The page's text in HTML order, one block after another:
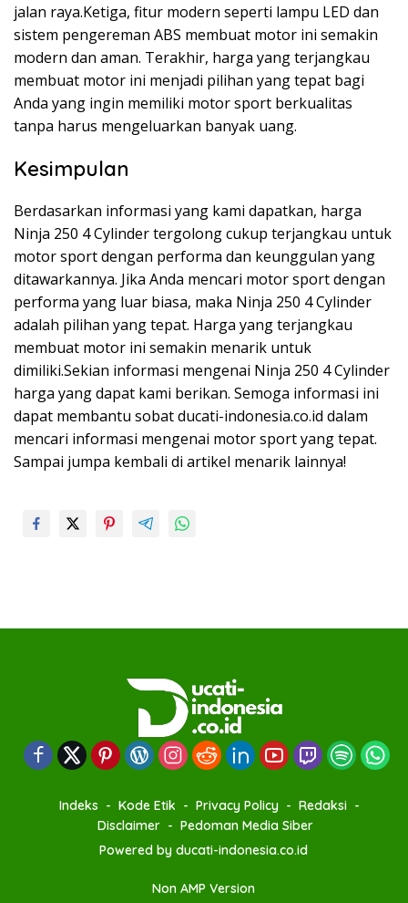
jalan raya.Ketiga, fitur modern seperti lampu LED dan
sistem pengereman ABS membuat motor ini semakin
modern dan aman. Terakhir, harga yang terjangkau
membuat motor ini menjadi pilihan yang tepat bagi
Anda yang ingin memiliki motor sport berkualitas
tanpa harus mengeluarkan banyak uang.
Kesimpulan
Berdasarkan informasi yang kami dapatkan, harga
Ninja 250 4 Cylinder tergolong cukup terjangkau untuk
motor sport dengan performa dan keunggulan yang
ditawarkannya. Jika Anda mencari motor sport dengan
performa yang luar biasa, maka Ninja 250 4 Cylinder
adalah pilihan yang tepat. Harga yang terjangkau
membuat motor ini semakin menarik untuk
dimiliki.Sekian informasi mengenai Ninja 250 4 Cylinder
harga yang dapat kami berikan. Semoga informasi ini
dapat membantu sobat ducati-indonesia.co.id dalam
mencari informasi mengenai motor sport yang tepat.
Sampai jumpa kembali di artikel menarik lainnya!
Indeks Kode Etik Privacy Policy
Redaksi
Disclaimer
Pedoman Media Siber
Powered by ducati-indonesia.co.id
Non AMP Version